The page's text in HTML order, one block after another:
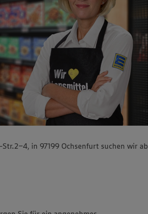
4, in 97199 Ochsenfurt suchen wir ab